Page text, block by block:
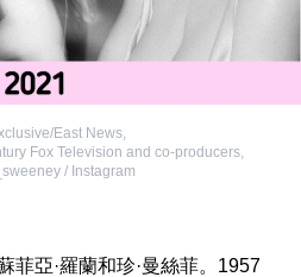
East News
Fox Television and co-producers
/ Instagram
菲亞·羅蘭和珍·曼絲菲。1957